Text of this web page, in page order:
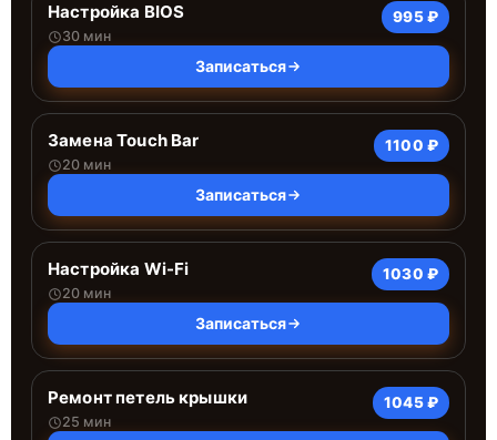
Настройка BIOS
30 мин
995 ₽
Записаться
Замена Touch Bar
20 мин
1100 ₽
Записаться
Настройка Wi-Fi
20 мин
1030 ₽
Записаться
Ремонт петель крышки
25 мин
1045 ₽